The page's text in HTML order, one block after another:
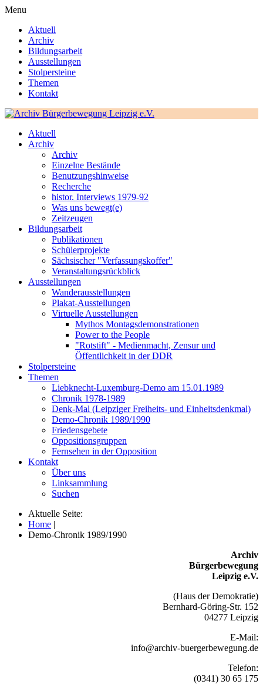
Menu
Aktuell
Archiv
Bildungsarbeit
Ausstellungen
Stolpersteine
Themen
Kontakt
Aktuell
Archiv
Archiv
Einzelne Bestände
Benutzungshinweise
Recherche
histor. Interviews 1979-92
Was uns bewegt(e)
Zeitzeugen
Bildungsarbeit
Publikationen
Schülerprojekte
Sächsischer "Verfassungskoffer"
Veranstaltungsrückblick
Ausstellungen
Wanderausstellungen
Plakat-Ausstellungen
Virtuelle Ausstellungen
Mythos Montagsdemonstrationen
Power to the People
"Rotstift" - Medienmacht, Zensur und
Öffentlichkeit in der DDR
Stolpersteine
Themen
Liebknecht-Luxemburg-Demo am 15.01.1989
Chronik 1978-1989
Denk-Mal (Leipziger Freiheits- und Einheitsdenkmal)
Demo-Chronik 1989/1990
Friedensgebete
Oppositionsgruppen
Fernsehen in der Opposition
Kontakt
Über uns
Linksammlung
Suchen
Aktuelle Seite:
Home |
Demo-Chronik 1989/1990
Archiv
Bürgerbewegung
Leipzig e.V.
(Haus der Demokratie)
Bernhard-Göring-Str. 152
04277 Leipzig
E-Mail:
info@archiv-buergerbewegung.de
Telefon:
(0341) 30 65 175